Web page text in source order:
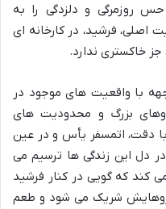
روزمرگی و دلزدگی را به
اصلی، فرشید، در کارخانه ای
خاکستری ندارد.
با واقعیت های موجود در
بزرگ و محدودیت های
با دقت، اتمسفر یأس و در عین
دل این زندگی ها ترسیم می
کند که گویی در کنار فرشید
شریک می شود و طعم